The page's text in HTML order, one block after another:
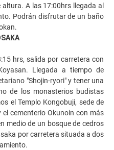
A las 17:00hrs llegada al
Podrán disfrutar de un baño
hrs, salida por carretera con
Llegada a tiempo de
"Shojin-ryori" y tener una
de los monasterios budistas
el Templo Kongobuji, sede de
el cementerio Okunoin con más
medio de un bosque de cedros
por carretera situada a dos